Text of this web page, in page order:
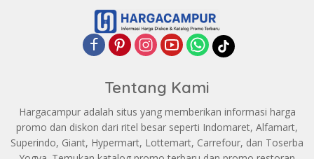
Tentang Kami
Hargacampur adalah situs yang memberikan informasi harga
promo dan diskon dari ritel besar seperti Indomaret, Alfamart,
Superindo, Giant, Hypermart, Lottemart, Carrefour, dan Toserba